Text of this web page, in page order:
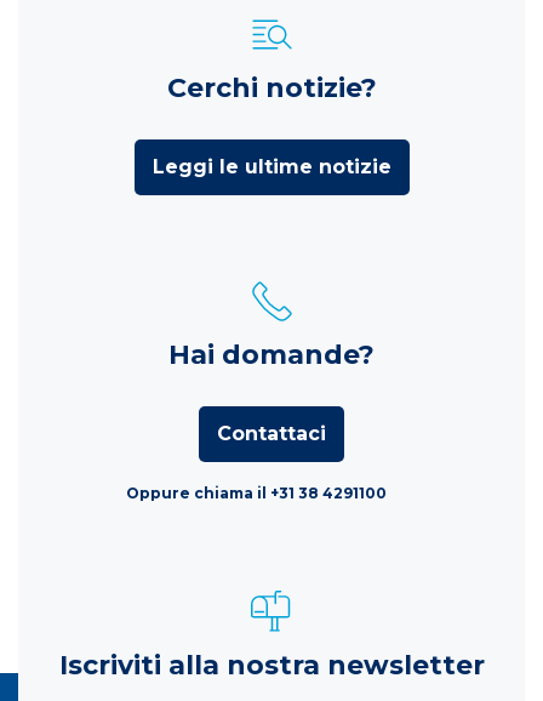
Cerchi notizie?
Leggi le ultime notizie
Hai domande?
Contattaci
Oppure chiama il +31 38 4291100
Iscriviti alla nostra newsletter